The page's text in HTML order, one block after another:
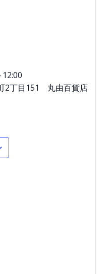
2丁目151 丸由百貨店